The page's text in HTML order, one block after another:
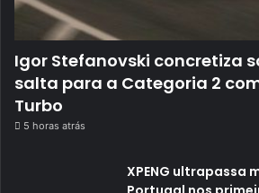
Igor Stefanovski concretiza
salta para a Categoria 2 com
Turbo
5 horas atrás
XPENG ultrapassa